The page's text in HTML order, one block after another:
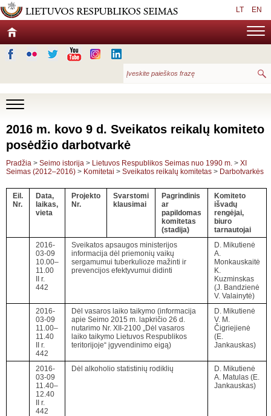
LT EN
2016 m. kovo 9 d. Sveikatos reikalų komiteto
posėdžio darbotvarkė
Pradžia > Seimo istorija > Lietuvos Respublikos Seimas nuo 1990 m. > XI
Seimas (2012–2016) > Komitetai > Sveikatos reikalų komitetas > Darbotvarkės
Eil.
Nr.
Data,
laikas,
vieta
Projekto
Nr.
Svarstomi
klausimai
Pagrindinis
ar
papildomas
komitetas
(stadija)
Komiteto
išvadų
rengėjai,
biuro
tarnautojai
2016-
03-09
10.00–
11.00
II r.
442
Sveikatos apsaugos ministerijos
informacija dėl priemonių vaikų
sergamumui tuberkulioze mažinti ir
prevencijos efektyvumui didinti
D. Mikutienė
A.
Monkauskaitė
K.
Kuzminskas
(J. Bandzienė
V. Valainytė)
2016-
03-09
11.00–
11.40
II r.
442
Dėl vasaros laiko taikymo (informacija
apie Seimo 2015 m. lapkričio 26 d.
nutarimo Nr. XII-2100 „Dėl vasaros
laiko taikymo Lietuvos Respublikos
teritorijoje“ įgyvendinimo eigą)
D. Mikutienė
V. M.
Čigriejienė
(E.
Jankauskas)
2016-
03-09
11.40–
12.40
II r.
442
Dėl alkoholio statistinių rodiklių
D. Mikutienė
A. Matulas (E.
Jankauskas)